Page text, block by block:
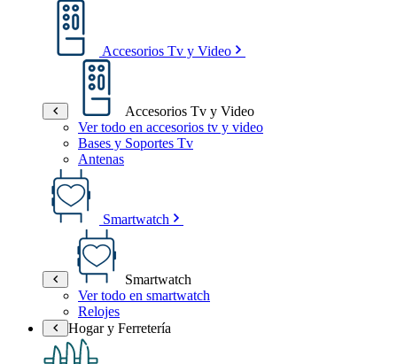
Accesorios Tv y Video
Accesorios Tv y Video
Ver todo en accesorios tv y video
Bases y Soportes Tv
Antenas
Smartwatch
Smartwatch
Ver todo en smartwatch
Relojes
Hogar y Ferretería